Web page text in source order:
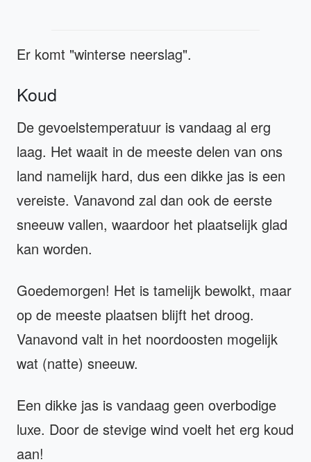
Er komt "winterse neerslag".
Koud
De gevoelstemperatuur is vandaag al erg
laag. Het waait in de meeste delen van ons
land namelijk hard, dus een dikke jas is een
vereiste. Vanavond zal dan ook de eerste
sneeuw vallen, waardoor het plaatselijk glad
kan worden.
Goedemorgen! Het is tamelijk bewolkt, maar
op de meeste plaatsen blijft het droog.
Vanavond valt in het noordoosten mogelijk
wat (natte) sneeuw.
Een dikke jas is vandaag geen overbodige
luxe. Door de stevige wind voelt het erg koud
aan!